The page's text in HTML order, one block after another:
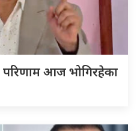
परिणाम आज भोगिरहेका